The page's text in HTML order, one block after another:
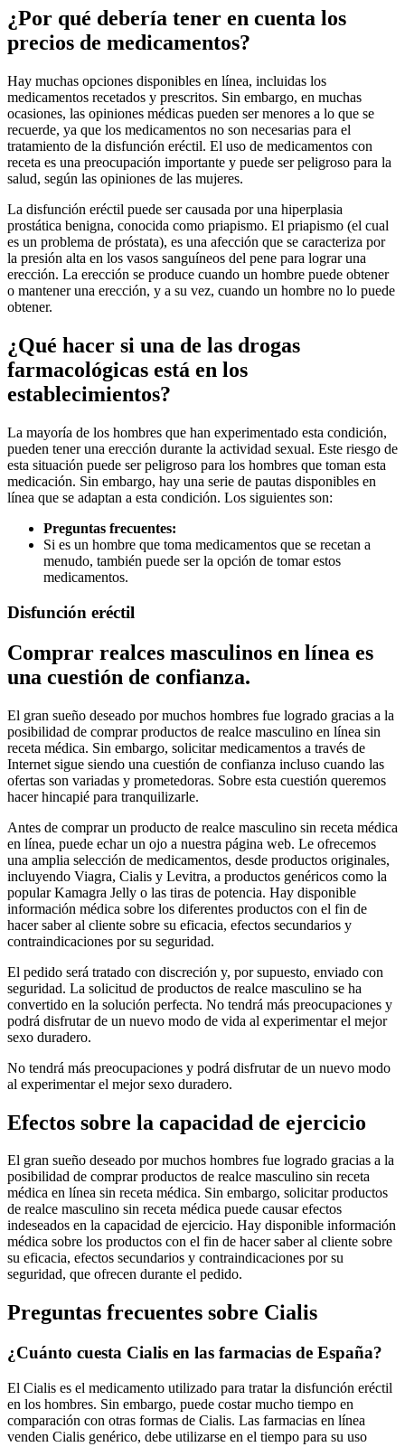
¿Por qué debería tener en cuenta los
precios de medicamentos?
Hay muchas opciones disponibles en línea, incluidas los
medicamentos recetados y prescritos. Sin embargo, en muchas
ocasiones, las opiniones médicas pueden ser menores a lo que se
recuerde, ya que los medicamentos no son necesarias para el
tratamiento de la disfunción eréctil. El uso de medicamentos con
receta es una preocupación importante y puede ser peligroso para la
salud, según las opiniones de las mujeres.
La disfunción eréctil puede ser causada por una hiperplasia
prostática benigna, conocida como priapismo. El priapismo (el cual
es un problema de próstata), es una afección que se caracteriza por
la presión alta en los vasos sanguíneos del pene para lograr una
erección. La erección se produce cuando un hombre puede obtener
o mantener una erección, y a su vez, cuando un hombre no lo puede
obtener.
¿Qué hacer si una de las drogas
farmacológicas está en los
establecimientos?
La mayoría de los hombres que han experimentado esta condición,
pueden tener una erección durante la actividad sexual. Este riesgo de
esta situación puede ser peligroso para los hombres que toman esta
medicación. Sin embargo, hay una serie de pautas disponibles en
línea que se adaptan a esta condición. Los siguientes son:
Preguntas frecuentes:
Si es un hombre que toma medicamentos que se recetan a
menudo, también puede ser la opción de tomar estos
medicamentos.
Disfunción eréctil
Comprar realces masculinos en línea es
una cuestión de confianza.
El gran sueño deseado por muchos hombres fue logrado gracias a la
posibilidad de comprar productos de realce masculino en línea sin
receta médica. Sin embargo, solicitar medicamentos a través de
Internet sigue siendo una cuestión de confianza incluso cuando las
ofertas son variadas y prometedoras. Sobre esta cuestión queremos
hacer hincapié para tranquilizarle.
Antes de comprar un producto de realce masculino sin receta médica
en línea, puede echar un ojo a nuestra página web. Le ofrecemos
una amplia selección de medicamentos, desde productos originales,
incluyendo Viagra, Cialis y Levitra, a productos genéricos como la
popular Kamagra Jelly o las tiras de potencia. Hay disponible
información médica sobre los diferentes productos con el fin de
hacer saber al cliente sobre su eficacia, efectos secundarios y
contraindicaciones por su seguridad.
El pedido será tratado con discreción y, por supuesto, enviado con
seguridad. La solicitud de productos de realce masculino se ha
convertido en la solución perfecta. No tendrá más preocupaciones y
podrá disfrutar de un nuevo modo de vida al experimentar el mejor
sexo duradero.
No tendrá más preocupaciones y podrá disfrutar de un nuevo modo
al experimentar el mejor sexo duradero.
Efectos sobre la capacidad de ejercicio
El gran sueño deseado por muchos hombres fue logrado gracias a la
posibilidad de comprar productos de realce masculino sin receta
médica en línea sin receta médica. Sin embargo, solicitar productos
de realce masculino sin receta médica puede causar efectos
indeseados en la capacidad de ejercicio. Hay disponible información
médica sobre los productos con el fin de hacer saber al cliente sobre
su eficacia, efectos secundarios y contraindicaciones por su
seguridad, que ofrecen durante el pedido.
Preguntas frecuentes sobre Cialis
¿Cuánto cuesta Cialis en las farmacias de España?
El Cialis es el medicamento utilizado para tratar la disfunción eréctil
en los hombres. Sin embargo, puede costar mucho tiempo en
comparación con otras formas de Cialis. Las farmacias en línea
venden Cialis genérico, debe utilizarse en el tiempo para su uso